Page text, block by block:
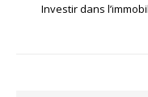
Investir dans